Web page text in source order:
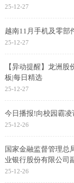
25-12-27
越南11月手机及零部
25-12-27
【异动提醒】龙洲
板|每日精选
25-12-27
今日播报!向校园霸
25-12-26
国家金融监督管理总
业银行股份有限公司
25-12-26